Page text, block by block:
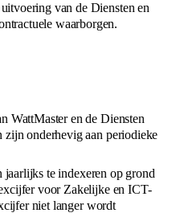
van de Diensten en
waarborgen.
WattMaster en de Diensten
zijn onderhevig aan periodieke
jaarlijks te indexeren op grond
voor Zakelijke en ICT-
niet langer wordt